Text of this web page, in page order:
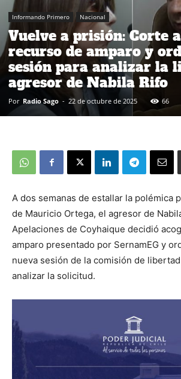
Informando Primero Nacional
Vuelve a prisión: Corte
recurso de amparo y
sesión para analizar la
agresor de Nabila Rifo
Por Radio Sago - 22 de octubre de 2025 66
A dos semanas de estallar la polémica
de Mauricio Ortega, el agresor de
Apelaciones de Coyhaique decidió
amparo presentado por SernamEG y
nueva sesión de la comisión de
analizar la solicitud.